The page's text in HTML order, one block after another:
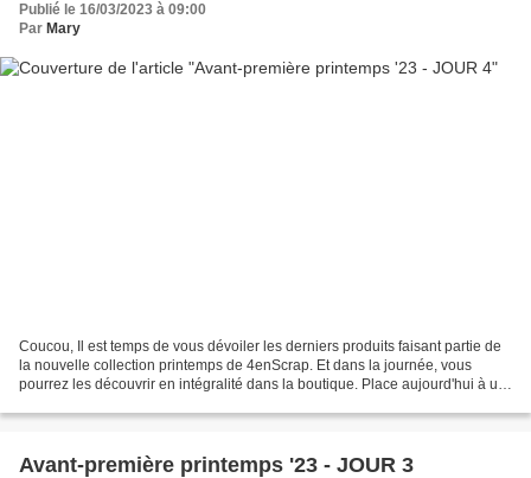
Publié le 16/03/2023 à 09:00
Par Mary
Coucou, Il est temps de vous dévoiler les derniers produits faisant partie de
la nouvelle collection printemps de 4enScrap. Et dans la journée, vous
pourrez les découvrir en intégralité dans la boutique. Place aujourd'hui à un
Avant-première printemps '23 - JOUR 3